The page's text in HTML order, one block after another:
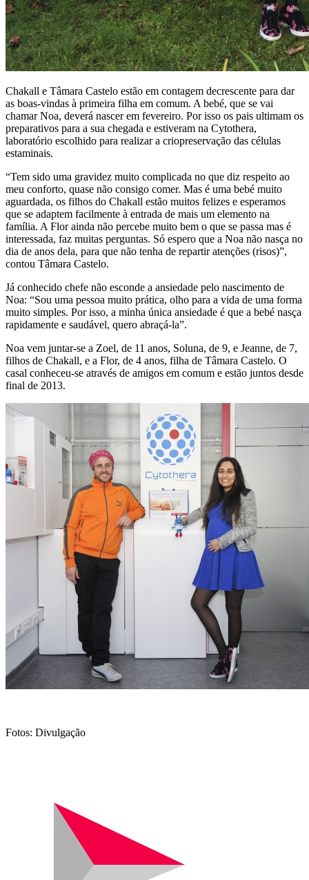
Chakall e Tâmara Castelo estão em contagem decrescente para dar
as boas-vindas à primeira filha em comum. A bebé, que se vai
chamar Noa, deverá nascer em fevereiro. Por isso os pais ultimam os
preparativos para a sua chegada e estiveram na Cytothera,
laboratório escolhido para realizar a criopreservação das células
estaminais.
“Tem sido uma gravidez muito complicada no que diz respeito ao
meu conforto, quase não consigo comer. Mas é uma bebé muito
aguardada, os filhos do Chakall estão muitos felizes e esperamos
que se adaptem facilmente à entrada de mais um elemento na
família. A Flor ainda não percebe muito bem o que se passa mas é
interessada, faz muitas perguntas. Só espero que a Noa não nasça no
dia de anos dela, para que não tenha de repartir atenções (risos)”,
contou Tâmara Castelo.
Já conhecido chefe não esconde a ansiedade pelo nascimento de
Noa: “Sou uma pessoa muito prática, olho para a vida de uma forma
muito simples. Por isso, a minha única ansiedade é que a bebé nasça
rapidamente e saudável, quero abraçá-la”.
Noa vem juntar-se a Zoel, de 11 anos, Soluna, de 9, e Jeanne, de 7,
filhos de Chakall, e a Flor, de 4 anos, filha de Tâmara Castelo. O
casal conheceu-se através de amigos em comum e estão juntos desde
final de 2013.
Fotos: Divulgação